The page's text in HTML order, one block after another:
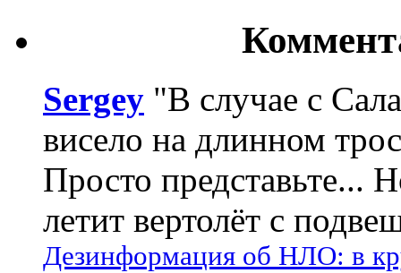
Sergey "В случае с
висело на длинном
Просто представьте...
летит вертолёт с
Дезинформация об НЛО: в